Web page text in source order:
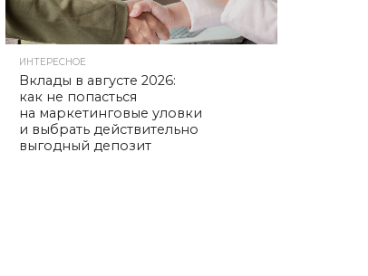
ИНТЕРЕСНОЕ
Вклады в августе 2026:
как не попасться
на маркетинговые уловки
и выбрать действительно
выгодный депозит